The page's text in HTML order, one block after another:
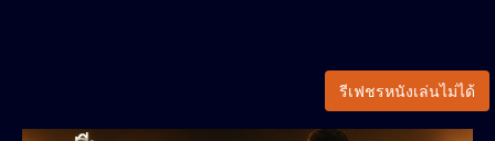
รีเฟชรหนังเล่นไม่ได้